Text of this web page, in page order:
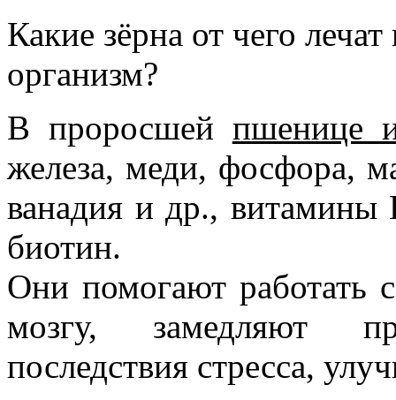
Какие зёрна от чего
организм?
В проросшей пшенице
железа, меди, фосфора,
ванадия и др.,
биотин.
Они помогают работать
мозгу, замедляют
последствия стресса,